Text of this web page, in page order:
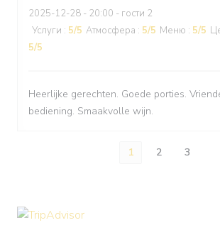
2025-12-28 - 20:00 - гости 2
Услуги : 5/5 Атмосфера : 5/5 Меню : 5/5
5/5
Heerlijke gerechten. Goede porties.
bediening. Smaakvolle wijn.
1 2 3